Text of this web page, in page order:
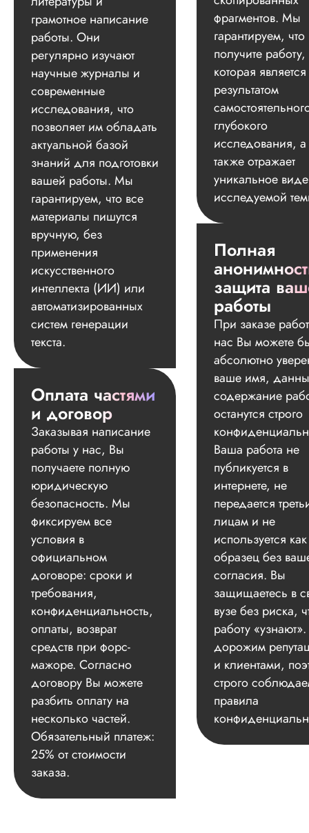
грамотное написание
работы. Они
регулярно изучают
научные журналы и
современные
исследования, что
позволяет им обладать
актуальной базой
знаний для подготовки
вашей работы. Мы
гарантируем, что все
материалы пишутся
вручную, без
применения
искусственного
интеллекта (ИИ) или
автоматизированных
систем генерации
текста.
Оплата частями
и договор
Заказывая написание
работы у нас, Вы
получаете полную
юридическую
безопасность. Мы
фиксируем все
условия в
официальном
договоре: сроки и
требования,
конфиденциальность,
оплаты, возврат
средств при форс-
мажоре. Согласно
договору Вы можете
разбить оплату на
несколько частей.
Обязательный платеж:
25% от стоимости
заказа.
фрагментов. Мы
гарантируем,
получите работу,
которая является
результатом
глубокого
исследования, а
также отражает
уникальное
исследуемой
Полная
защита
работы
При заказе
нас Вы можете
абсолютно
ваше имя,
содержание
останутся строго
Ваша работа не
публикуется в
интернете, не
передается
лицам и не
используется как
образец без
согласия. Вы
защищаетесь в
вузе без риска,
работу
дорожим
и клиентами,
строго
правила